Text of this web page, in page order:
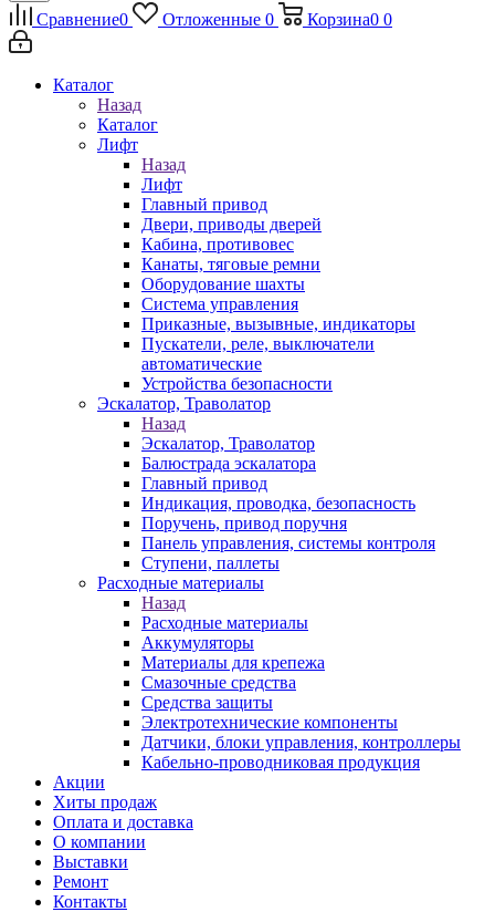
Сравнение0 Отложенные 0 Корзина0 0
Каталог
Назад
Каталог
Лифт
Назад
Лифт
Главный привод
Двери, приводы дверей
Кабина, противовес
Канаты, тяговые ремни
Оборудование шахты
Система управления
Приказные, вызывные, индикаторы
Пускатели, реле, выключатели
автоматические
Устройства безопасности
Эскалатор, Траволатор
Назад
Эскалатор, Траволатор
Балюстрада эскалатора
Главный привод
Индикация, проводка, безопасность
Поручень, привод поручня
Панель управления, системы контроля
Ступени, паллеты
Расходные материалы
Назад
Расходные материалы
Аккумуляторы
Материалы для крепежа
Смазочные средства
Средства защиты
Электротехнические компоненты
Датчики, блоки управления, контроллеры
Кабельно-проводниковая продукция
Акции
Хиты продаж
Оплата и доставка
О компании
Выставки
Ремонт
Контакты